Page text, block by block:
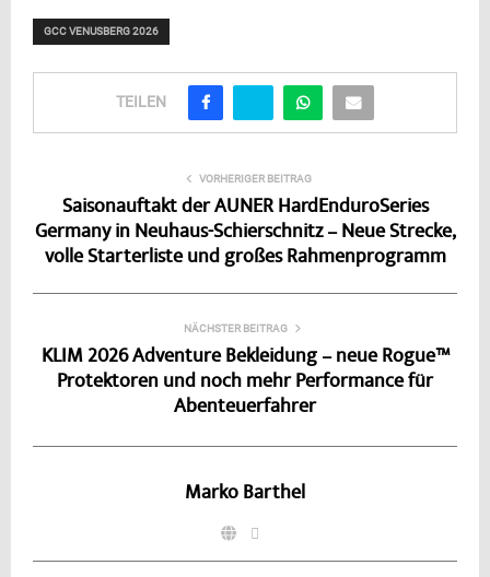
GCC VENUSBERG 2026
TEILEN
VORHERIGER BEITRAG
Saisonauftakt der AUNER HardEnduroSeries
Germany in Neuhaus-Schierschnitz – Neue Strecke,
volle Starterliste und großes Rahmenprogramm
NÄCHSTER BEITRAG
KLIM 2026 Adventure Bekleidung – neue Rogue™
Protektoren und noch mehr Performance für
Abenteuerfahrer
Marko Barthel